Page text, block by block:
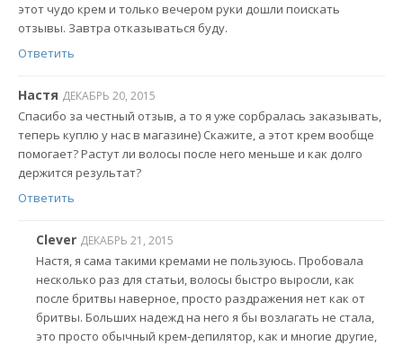
этот чудо крем и только вечером руки дошли поискать
отзывы. Завтра отказываться буду.
Ответить
Настя ДЕКАБРЬ 20, 2015
Спасибо за честный отзыв, а то я уже сорбралась заказывать,
теперь куплю у нас в магазине) Скажите, а этот крем вообще
помогает? Растут ли волосы после него меньше и как долго
держится результат?
Ответить
Clever ДЕКАБРЬ 21, 2015
Настя, я сама такими кремами не пользуюсь. Пробовала
несколько раз для статьи, волосы быстро выросли, как
после бритвы наверное, просто раздражения нет как от
бритвы. Больших надежд на него я бы возлагать не стала,
это просто обычный крем-депилятор, как и многие другие,